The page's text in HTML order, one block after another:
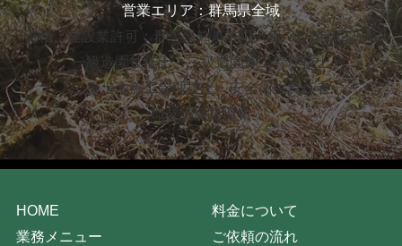
営業エリア：群馬県全域
資格：建設業許可：群馬県知事許可（般-3）第25225号
一級造園技能士・二級造園施工管理技士
二級土木施工管理技士・安全衛生責任者
職業訓練指導員
HOME
業務メニュー
料金について
ご依頼の流れ